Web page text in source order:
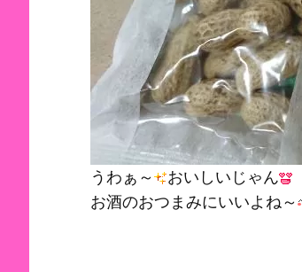
うわぁ～
おいしいじゃん
お酒のおつまみにいいよね～